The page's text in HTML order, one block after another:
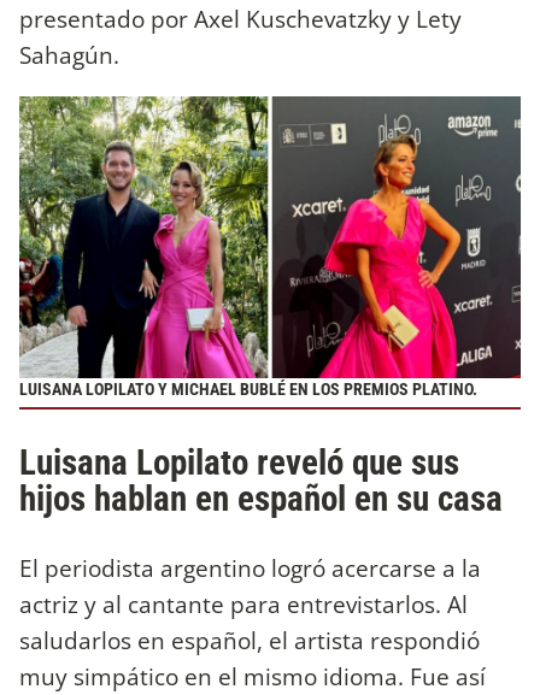
presentado por Axel Kuschevatzky y Lety
Sahagún.
LUISANA LOPILATO Y MICHAEL BUBLÉ EN LOS PREMIOS PLATINO.
Luisana Lopilato reveló que sus
hijos hablan en español en su casa
El periodista argentino logró acercarse a la
actriz y al cantante para entrevistarlos. Al
saludarlos en español, el artista respondió
muy simpático en el mismo idioma. Fue así